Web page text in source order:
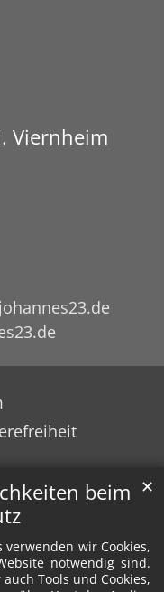
beim
wir Cookies,
notwendig sind.
Tools und Cookies,
✕
Viernheim